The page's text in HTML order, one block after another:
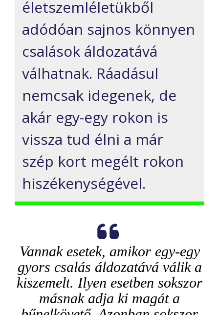
életszemléletükből
adódóan sajnos könnyen
csalások áldozatává
válhatnak. Ráadásul
nemcsak idegenek, de
akár egy-egy rokon is
vissza tud élni a már
szép kort megélt rokon
hiszékenységével.
Vannak esetek, amikor egy-egy
gyors csalás áldozatává válik a
kiszemelt. Ilyen esetben sokszor
másnak adja ki magát a